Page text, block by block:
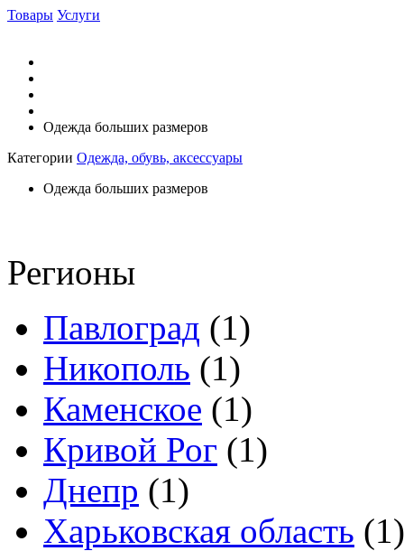
Товары Услуги
Одежда больших размеров
Категории Одежда, обувь, аксессуары
Одежда больших размеров
Регионы
Павлоград (1)
Никополь (1)
Каменское (1)
Кривой Рог (1)
Днепр (1)
Харьковская область (1)